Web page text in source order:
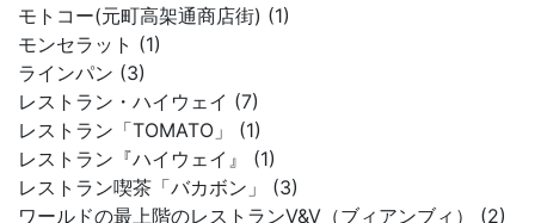
モトコー(元町高架通商店街) (1)
モンセラット (1)
ラインパン (3)
レストラン・ハイウェイ (7)
レストラン「TOMATO」 (1)
レストラン『ハイウェイ』 (1)
レストラン喫茶「バカボン」 (3)
ワールドの最上階のレストランV&V（ブィアンブィ） (2)